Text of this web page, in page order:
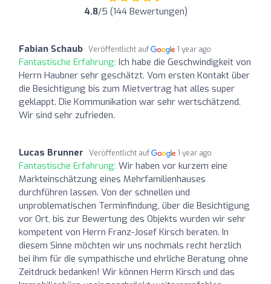
4.8/5 (144 Bewertungen)
Fabian Schaub Veröffentlicht auf 1 year ago
Fantastische Erfahrung: Ich habe die Geschwindigkeit von
Herrn Haubner sehr geschätzt. Vom ersten Kontakt über
die Besichtigung bis zum Mietvertrag hat alles super
geklappt. Die Kommunikation war sehr wertschätzend.
Wir sind sehr zufrieden.
Lucas Brunner Veröffentlicht auf 1 year ago
Fantastische Erfahrung: Wir haben vor kurzem eine
Markteinschätzung eines Mehrfamilienhauses
durchführen lassen. Von der schnellen und
unproblematischen Terminfindung, über die Besichtigung
vor Ort, bis zur Bewertung des Objekts wurden wir sehr
kompetent von Herrn Franz-Josef Kirsch beraten. In
diesem Sinne möchten wir uns nochmals recht herzlich
bei ihm für die sympathische und ehrliche Beratung ohne
Zeitdruck bedanken! Wir können Herrn Kirsch und das